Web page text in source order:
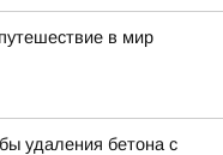
в мир
удаления бетона с